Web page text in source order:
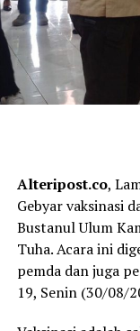
Alteripost.co,
Gebyar vaksinasi
Bustanul Ulum
Tuha. Acara ini
pemda dan juga
19, Senin (30/08/